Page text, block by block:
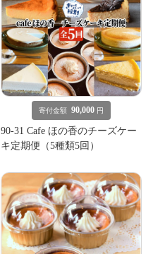
寄付金額 90,000 円
90-31 Cafe ほの香のチーズケー
キ定期便（5種類5回）